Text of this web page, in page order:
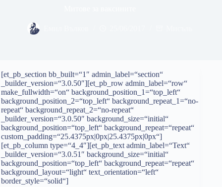
[et_pb_section bb_built=“1″ admin_label=“section“
_builder_version=“3.0.50″][et_pb_row admin_label=“row“
make_fullwidth=“on“ background_position_1=“top_left“
background_position_2=“top_left“ background_repeat_1=“no-
repeat“ background_repeat_2=“no-repeat“
_builder_version=“3.0.50″ background_size=“initial“
background_position=“top_left“ background_repeat=“repeat“
custom_padding=“25.4375px|0px|25.4375px|0px“]
[et_pb_column type=“4_4″][et_pb_text admin_label=“Text“
_builder_version=“3.0.51″ background_size=“initial“
background_position=“top_left“ background_repeat=“repeat“
background_layout=“light“ text_orientation=“left“
border_style=“solid“]